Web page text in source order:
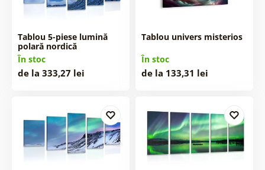
Tablou 5-piese lumină
polară nordică
În stoc
de la 333,27 lei
Tablou univers misterios
În stoc
de la 133,31 lei